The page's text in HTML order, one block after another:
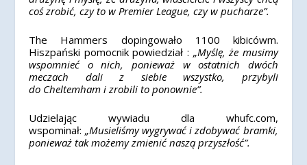
coś zrobić, czy to w PremierLeague, czy w pucharze”.
The Hammers dopingowało 1100 kibicówm.
Hiszpański pomocnik powiedział : „Myślę, że musimy
wspomnieć o nich, ponieważ w ostatnich dwóch
meczach dali z siebie wszystko, przybyli
do Cheltemham i zrobili to ponownie”.
Udzielając wywiadu dla whufc.com,
wspominał: „Musieliśmy wygrywać i zdobywać bramki,
ponieważ tak możemy zmienić naszą przyszłość”.